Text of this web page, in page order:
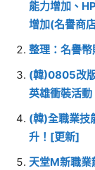
能力增加、
增加(名譽商
整理：名譽
(韓)0805改
英雄衝裝活
(韓)全職業技
升！[更新]
天堂M新職